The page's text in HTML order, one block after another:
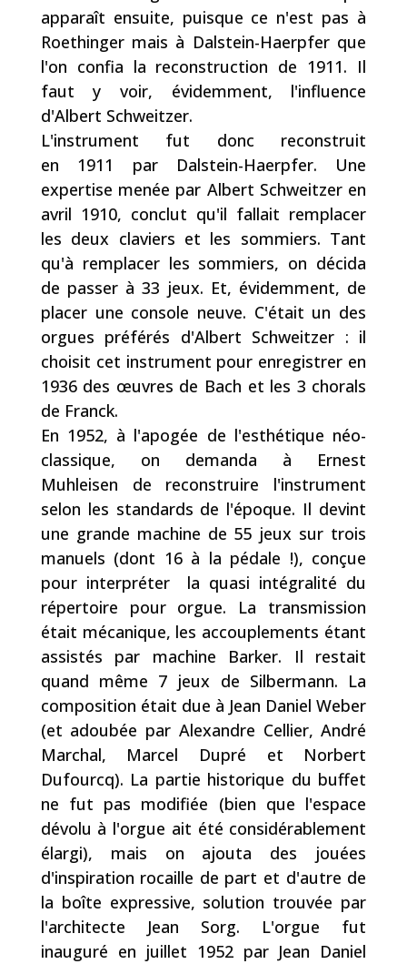
apparaît ensuite, puisque ce n'est pas à
Roethinger mais à Dalstein-Haerpfer que
l'on confia la reconstruction de 1911. Il
faut y voir, évidemment, l'influence
d'Albert Schweitzer.
L'instrument fut donc reconstruit
en 1911
par Dalstein-Haerpfer. Une
expertise menée par Albert Schweitzer en
avril 1910, conclut qu'il fallait remplacer
les deux claviers et les sommiers. Tant
qu'à remplacer les sommiers, on décida
de passer à 33 jeux. Et, évidemment, de
placer une console neuve. C'était un des
orgues préférés d'Albert Schweitzer : il
choisit cet instrument pour enregistrer en
1936 des œuvres de Bach et les 3 chorals
de Franck.
En 1952, à l'apogée de l'esthétique néo-
classique, on demanda à Ernest
Muhleisen de reconstruire l'instrument
selon les standards de l'époque. Il devint
une grande machine de 55 jeux sur trois
manuels (dont 16 à la pédale !), conçue
pour interpréter la quasi intégralité du
répertoire pour orgue. La transmission
était mécanique, les accouplements étant
assistés par machine Barker. Il restait
quand même 7 jeux de Silbermann. La
composition était due à Jean Daniel Weber
(et adoubée par Alexandre Cellier, André
Marchal, Marcel Dupré et Norbert
Dufourcq). La partie historique du buffet
ne fut pas modifiée (bien que l'espace
dévolu à l'orgue ait été considérablement
élargi), mais on ajouta des jouées
d'inspiration rocaille de part et d'autre de
la boîte expressive, solution trouvée par
l'architecte Jean Sorg. L'orgue fut
inauguré en juillet 1952 par Jean Daniel